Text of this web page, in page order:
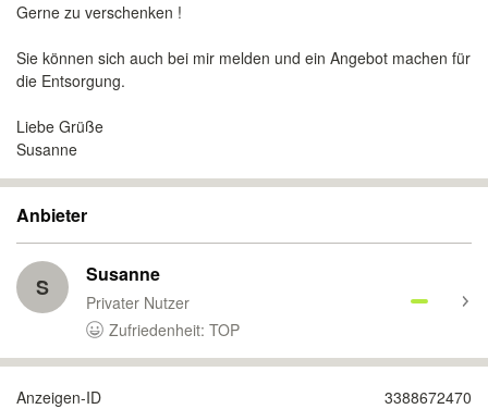
Gerne zu verschenken !
Sie können sich auch bei mir melden und ein Angebot machen für
die Entsorgung.
Liebe Grüße
Susanne
Anbieter
S Susanne
Privater Nutzer
Zufriedenheit: TOP
Anzeigen-ID 3388672470